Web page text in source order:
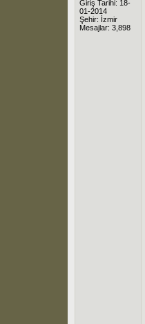
Giriş Tarihi: 18-
01-2014
Şehir: İzmir
Mesajlar: 3,898